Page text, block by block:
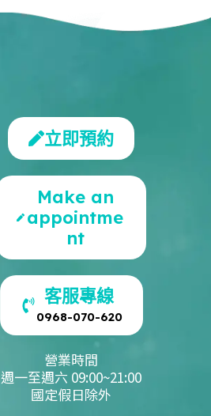
立即預約
Make an
appointme
nt
客服專線
0968-070-620
營業時間
週一至週六 09:00~21:00
國定假日除外